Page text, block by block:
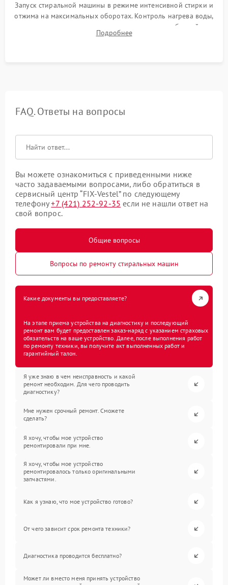
Запуск стиральной машины в режиме интенсивной стирки и
отжима на максимальных оборотах. Контроль нагрева воды,
корректности слива, отсутствия излишних вибраций,
посторонних стуков и протечек под корпусом.
Подробнее
FAQ. Ответы на вопросы
Вы можете ознакомиться с приведенными ниже
часто задаваемыми вопросами, либо обратиться в
сервисный центр “FIX-Vestel” по следующему
телефону+7 (421) 252-92-35 если не нашли ответ на
свой вопрос.
Общие вопросы
Вопросы по ремонту стиральных машин
Какие документы вы предоставляете?
На этапе приема устройства на диагностику и последующий
ремонт вам будет предоставлен заказ-наряд с указанием страховых
обязательств на ваше устройство. Далее, после выполнения работ
по ремонту техники, вы получите акт выполненных работ и
гарантийный талон.
Я уже знаю в чем неисправность и какой
ремонт необходим. Для чего проводить
диагностику?
Мне нужен срочный ремонт. Сможете
сделать?
Я хочу, чтобы мое устройство
ремонтировали при мне.
Я хочу, чтобы мое устройство
ремонтировалось только оригинальными
запчастями.
Как я узнаю, что мое устройство готово?
От чего зависит срок ремонта техники?
Диагностика проводится бесплатно?
Может ли вместо меня принять устройство